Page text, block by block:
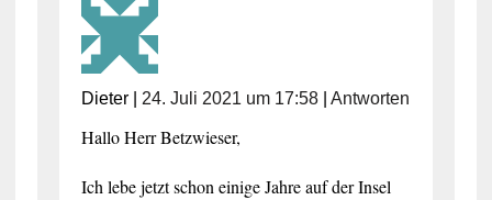
Dieter| 24. Juli 2021 um 17:58| Antworten
Hallo Herr Betzwieser,
Ich lebe jetzt schon einige Jahre auf der Insel